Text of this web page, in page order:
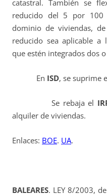
catastral. También se
reducido del 5 por 100
dominio de viviendas,
reducido sea aplicable a
que estén integrados dos
En ISD, se suprime
Se rebaja el
alquiler de viviendas.
Enlaces: BOE. UA.
BALEARES. LEY 8/2003,